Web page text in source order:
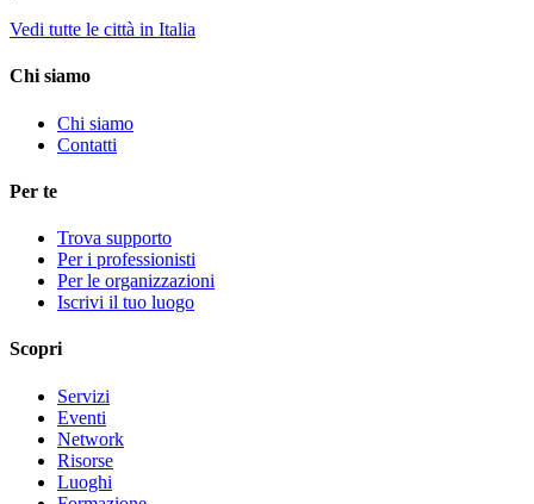
Vedi tutte le città in Italia
Chi siamo
Chi siamo
Contatti
Per te
Trova supporto
Per i professionisti
Per le organizzazioni
Iscrivi il tuo luogo
Scopri
Servizi
Eventi
Network
Risorse
Luoghi